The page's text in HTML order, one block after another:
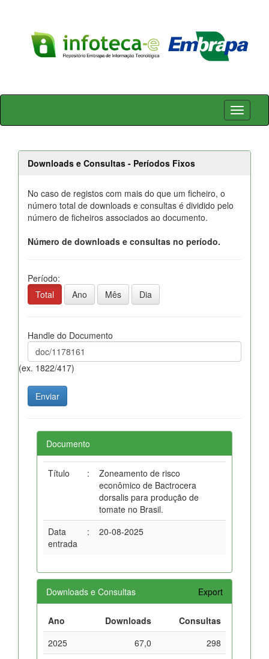
Skip
Downloads e Consultas - Períodos Fixos
No caso de registos com mais do que um ficheiro, o
número total de downloads e consultas é dividido pelo
número de ficheiros associados ao documento.
Número de downloads e consultas no período.
Período:
Total
Ano Mês Dia
Handle do Documento
(ex. 1822/417)
Documento
Título :
Zoneamento de risco
econômico de Bactrocera
dorsalis para produção de
tomate no Brasil.
Data
entrada
: 20-08-2025
Downloads e Consultas Export
Ano Downloads
Consultas
2025
67,0
298